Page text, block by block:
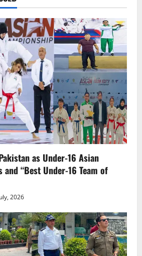
as Under-16 Asian
and “Best Under-16 Team of
2026